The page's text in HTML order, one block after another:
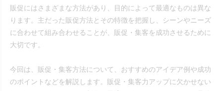
販促にはさまざまな方法があり、目的によって最適なものは異な
ります。主だった販促方法とその特徴を把握し、シーンやニーズ
に合わせて組み合わせることが、販促・集客を成功させるために
大切です。
今回は、販促・集客方法について、おすすめのアイデア例や成功
のポイントなどを解説します。販促・集客力アップに欠かせない